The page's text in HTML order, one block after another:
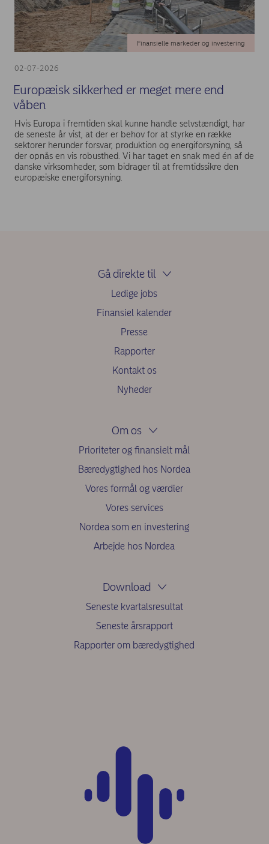
02-07-2026
Finansielle markeder og investering
Europæisk sikkerhed er meget mere end
våben
Hvis Europa i fremtiden skal kunne handle selvstændigt, har
de seneste år vist, at der er behov for at styrke en række
sektorer herunder forsvar, produktion og energiforsyning, så
der opnås en vis robusthed. Vi har taget en snak med én af de
danske virksomheder, som bidrager til at fremtidssikre den
europæiske energiforsyning.
Gå direkte til
Ledige jobs
Finansiel kalender
Presse
Rapporter
Kontakt os
Nyheder
Om os
Prioriteter og finansielt mål
Bæredygtighed hos Nordea
Vores formål og værdier
Vores services
Nordea som en investering
Arbejde hos Nordea
Download
Seneste kvartalsresultat
Seneste årsrapport
Rapporter om bæredygtighed